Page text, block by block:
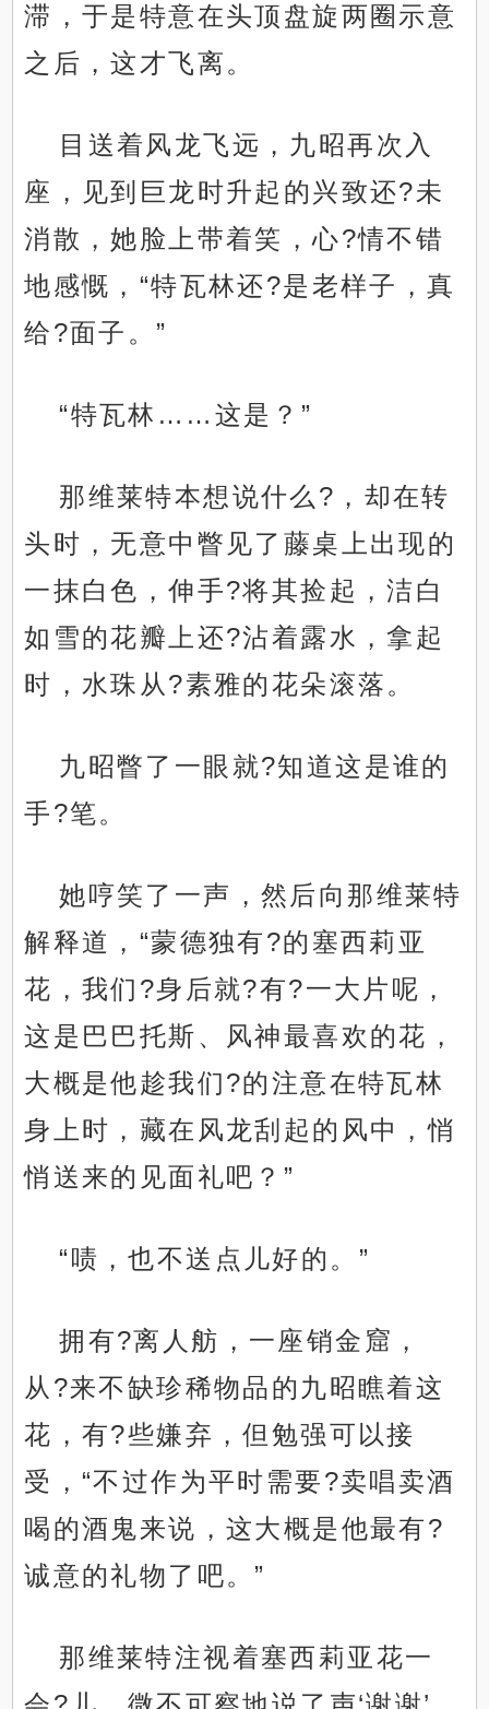
滞，于是特意在头顶盘旋两圈示意
之后，这才飞离。
目送着风龙飞远，九昭再次入
座，见到巨龙时升起的兴致还?未
消散，她脸上带着笑，心?情不错
地感慨，“特瓦林还?是老样子，真
给?面子。”
“特瓦林……这是？”
那维莱特本想说什么?，却在转
头时，无意中瞥见了藤桌上出现的
一抹白色，伸手?将其捡起，洁白
如雪的花瓣上还?沾着露水，拿起
时，水珠从?素雅的花朵滚落。
九昭瞥了一眼就?知道这是谁的
手?笔。
她哼笑了一声，然后向那维莱特
解释道，“蒙德独有?的塞西莉亚
花，我们?身后就?有?一大片呢，
这是巴巴托斯、风神最喜欢的花，
大概是他趁我们?的注意在特瓦林
身上时，藏在风龙刮起的风中，悄
悄送来的见面礼吧？”
“啧，也不送点儿好的。”
拥有?离人舫，一座销金窟，
从?来不缺珍稀物品的九昭瞧着这
花，有?些嫌弃，但勉强可以接
受，“不过作为平时需要?卖唱卖酒
喝的酒鬼来说，这大概是他最有?
诚意的礼物了吧。”
那维莱特注视着塞西莉亚花一